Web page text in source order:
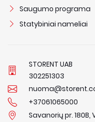
Saugumo programa
Statybiniai nameliai
STORENT UAB
302251303
+37061065000
Savanorių pr. 180B,